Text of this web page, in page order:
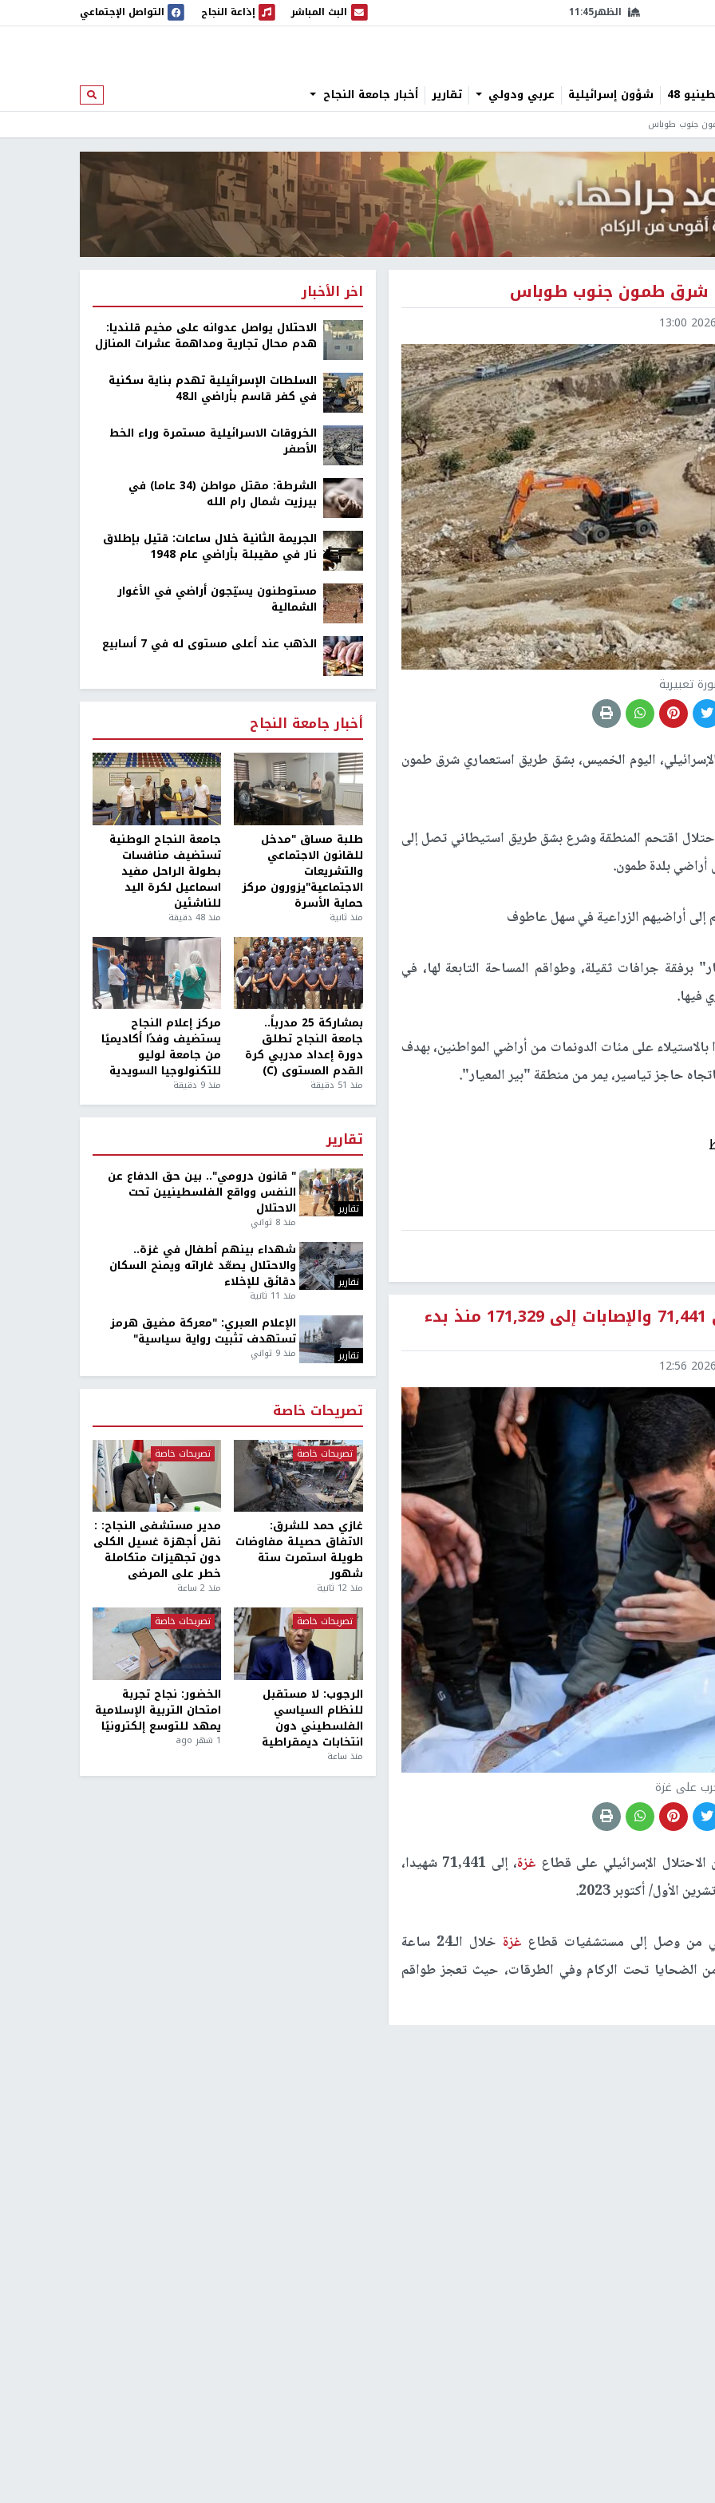
الظهر11:45 البث المباشر
البث المباشر إذاعة النجاح
إذاعة النجاح التواصل الإجتماعي
48 شؤون إسرائيلية عربي ودولي تقارير أخبار جامعة النجاح ابحث
جنوب طوباس
شرق طمون جنوب طوباس
2026-
تعبيرية
اليوم الخميس، بشق طريق استعماري شرق طمون
اقتحم المنطقة وشرع بشق طريق استيطاني تصل إلى
أراضي بلدة طمون.
إلى أراضيهم الزراعية في سهل عاطوف
برفقة جرافات ثقيلة، وطواقم المساحة التابعة لها، في
فيها.
بالاستيلاء على مئات الدونمات من أراضي المواطنين، بهدف
ارتفاع حصيلة الشهداء في غزة إلى 71,441 والإصابات إلى 171,329 منذ بدء
2026-
على غزة
الإسرائيلي على قطاع غزة ، إلى 71,441 شهيدا،
من وصل إلى مستشفيات قطاع غزة
خلال الـ24 ساعة
يزال عدد من الضحايا تحت الركام وفي الطرقات، حيث تعجز طواقم
اخر الأخبار
الاحتلال يواصل عدوانه على مخيم قلنديا:
هدم محال تجارية ومداهمة عشرات المنازل
السلطات الإسرائيلية تهدم بناية سكنية
في كفر قاسم بأراضي الـ48
الخروقات الاسرائيلية مستمرة وراء الخط
الأصفر
الشرطة: مقتل مواطن (34 عاما) في
بيرزيت شمال رام الله
الجريمة الثانية خلال ساعات: قتيل بإطلاق
نار في مقيبلة بأراضي عام 1948
مستوطنون يسيّجون أراضي في الأغوار
الشمالية
الذهب عند أعلى مستوى له في 7 أسابيع
أخبار جامعة النجاح
طلبة مساق "مدخل
للقانون الاجتماعي
والتشريعات
الاجتماعية"يزورون مركز
حماية الأسرة
منذ ثانية
جامعة النجاح الوطنية
تستضيف منافسات
بطولة الراحل مفيد
اسماعيل لكرة اليد
للناشئين
منذ 48 دقيقة
بمشاركة 25 مدرباً..
جامعة النجاح تطلق
دورة إعداد مدربي كرة
القدم المستوى (C)
منذ 51 دقيقة
مركز إعلام النجاح
يستضيف وفدًا أكاديميًا
من جامعة لوليو
للتكنولوجيا السويدية
منذ 9 دقيقة
تقارير
تقارير
" قانون درومي".. بين حق الدفاع عن
النفس وواقع الفلسطينيين تحت
الاحتلال
منذ 8 ثواني
تقارير
شهداء بينهم أطفال في غزة..
والاحتلال يصعّد غاراته ويمنح السكان
دقائق للإخلاء
منذ 11 ثانية
تقارير
الإعلام العبري: "معركة مضيق هرمز
تستهدف تثبيت رواية سياسية"
منذ 9 ثواني
تصريحات خاصة
تصريحات خاصة
غازي حمد للشرق:
الاتفاق حصيلة مفاوضات
طويلة استمرت ستة
شهور
منذ 12 ثانية
تصريحات خاصة
مدير مستشفى النجاح: :
نقل أجهزة غسيل الكلى
دون تجهيزات متكاملة
خطر على المرضى
منذ 2 ساعة
تصريحات خاصة
الرجوب: لا مستقبل
للنظام السياسي
الفلسطيني دون
انتخابات ديمقراطية
منذ ساعة
تصريحات خاصة
الخضور: نجاح تجربة
امتحان التربية الإسلامية
يمهد للتوسع إلكترونيًا
1 شهر ago